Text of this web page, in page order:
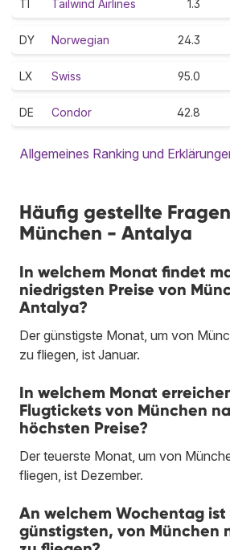
TI Tailwind Airlines 1.3
DY Norwegian 24.3
LX Swiss 95.0
DE Condor 42.8
Allgemeines Ranking und
Häufig gestellte
München - Antalya
In welchem Monat findet
niedrigsten Preise von
Antalya?
Der günstigste Monat, um von
zu fliegen, ist Januar.
In welchem Monat
Flugtickets von München
höchsten Preise?
Der teuerste Monat, um von
fliegen, ist Dezember.
An welchem Wochentag ist
günstigsten, von München